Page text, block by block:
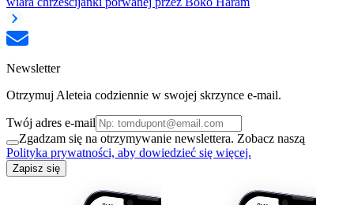
Newsletter
Otrzymuj Aleteia codziennie w swojej skrzynce e-mail.
Twój adres e-mail
Zgadzam się na otrzymywanie newslettera. Zobacz naszą
Polityka prywatności, aby dowiedzieć się więcej.
Zapisz się